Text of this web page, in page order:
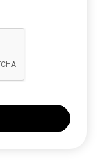
e sedile
del